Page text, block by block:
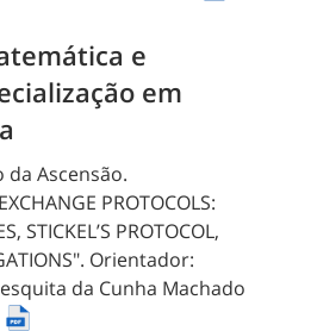
e
em
da Ascensão.
PROTOCOLS:
STICKEL’S PROTOCOL,
Orientador:
da Cunha Machado